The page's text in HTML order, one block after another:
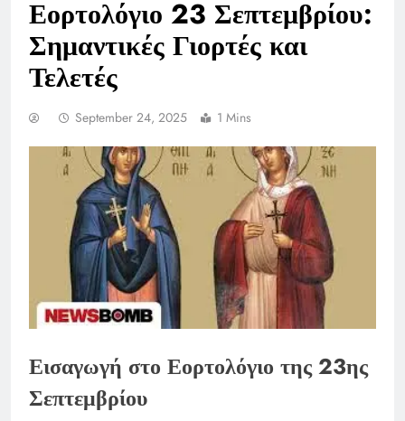
Εορτολόγιο 23 Σεπτεμβρίου:
Σημαντικές Γιορτές και
Τελετές
September 24, 2025 1 Mins
Εισαγωγή στο Εορτολόγιο της 23ης
Σεπτεμβρίου